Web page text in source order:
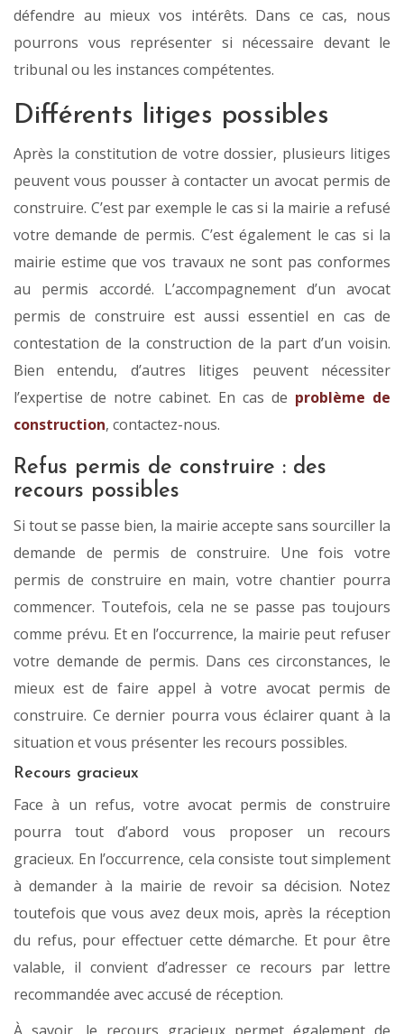
défendre au mieux vos intérêts. Dans ce cas, nous
pourrons vous représenter si nécessaire devant le
tribunal ou les instances compétentes.
Différents litiges possibles
Après la constitution de votre dossier, plusieurs litiges
peuvent vous pousser à contacter un avocat permis de
construire. C’est par exemple le cas si la mairie a refusé
votre demande de permis. C’est également le cas si la
mairie estime que vos travaux ne sont pas conformes
au permis accordé. L’accompagnement d’un avocat
permis de construire est aussi essentiel en cas de
contestation de la construction de la part d’un voisin.
Bien entendu, d’autres litiges peuvent nécessiter
l’expertise de notre cabinet. En cas de problème de
construction, contactez-nous.
Refus permis de construire : des
recours possibles
Si tout se passe bien, la mairie accepte sans sourciller la
demande de permis de construire. Une fois votre
permis de construire en main, votre chantier pourra
commencer. Toutefois, cela ne se passe pas toujours
comme prévu. Et en l’occurrence, la mairie peut refuser
votre demande de permis. Dans ces circonstances, le
mieux est de faire appel à votre avocat permis de
construire. Ce dernier pourra vous éclairer quant à la
situation et vous présenter les recours possibles.
Recours gracieux
Face à un refus, votre avocat permis de construire
pourra tout d’abord vous proposer un recours
gracieux. En l’occurrence, cela consiste tout simplement
à demander à la mairie de revoir sa décision. Notez
toutefois que vous avez deux mois, après la réception
du refus, pour effectuer cette démarche. Et pour être
valable, il convient d’adresser ce recours par lettre
recommandée avec accusé de réception.